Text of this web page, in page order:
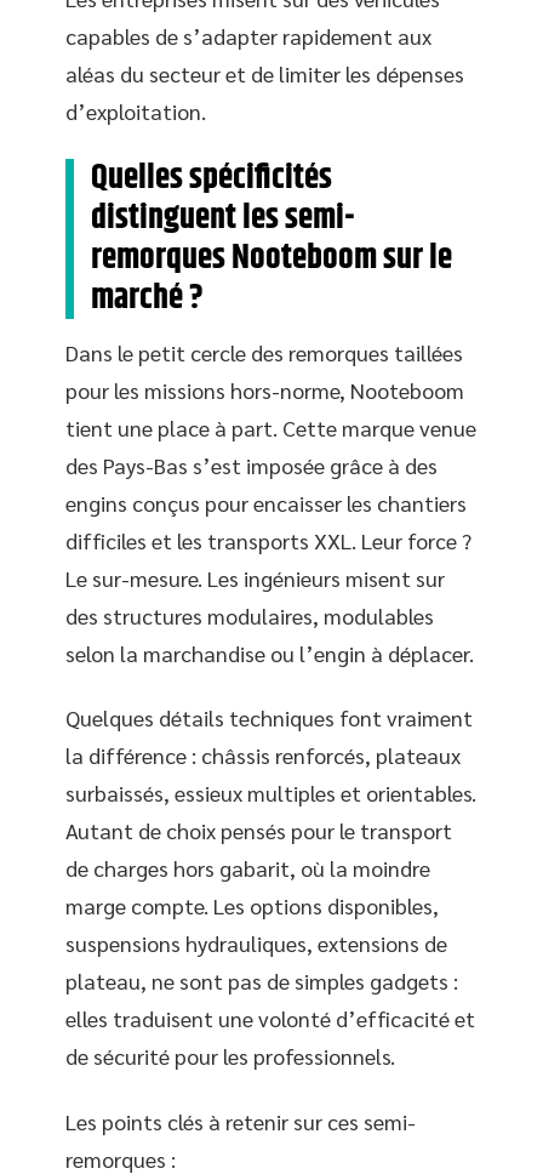
capables de s’adapter rapidement aux
aléas du secteur et de limiter les dépenses
d’exploitation.
Quelles spécificités
distinguent les semi-
remorques Nooteboom sur le
marché ?
Dans le petit cercle des remorques taillées
pour les missions hors-norme, Nooteboom
tient une place à part. Cette marque venue
des Pays-Bas s’est imposée grâce à des
engins conçus pour encaisser les chantiers
difficiles et les transports XXL. Leur force ?
Le sur-mesure. Les ingénieurs misent sur
des structures modulaires, modulables
selon la marchandise ou l’engin à déplacer.
Quelques détails techniques font vraiment
la différence : châssis renforcés, plateaux
surbaissés, essieux multiples et orientables.
Autant de choix pensés pour le transport
de charges hors gabarit, où la moindre
marge compte. Les options disponibles,
suspensions hydrauliques, extensions de
plateau, ne sont pas de simples gadgets :
elles traduisent une volonté d’efficacité et
de sécurité pour les professionnels.
Les points clés à retenir sur ces semi-
remorques :